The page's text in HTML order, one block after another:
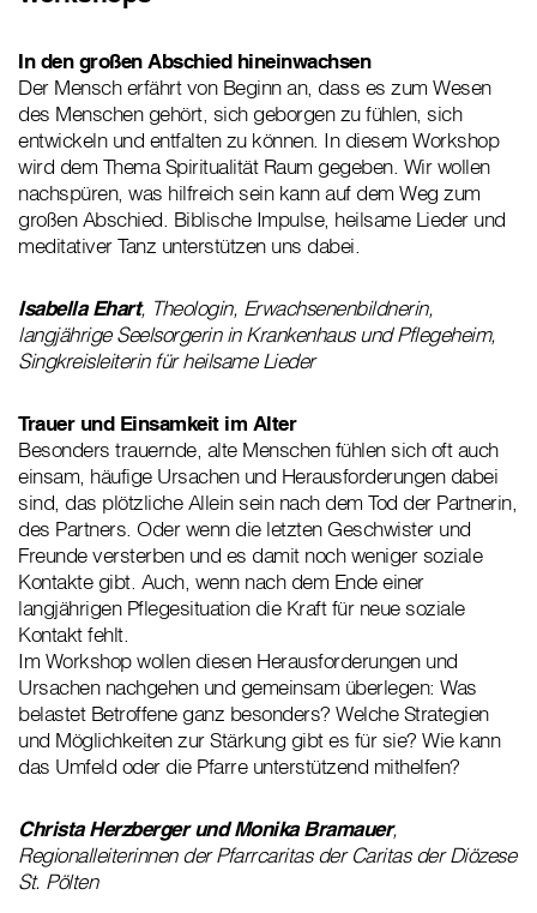
In den großen Abschied hineinwachsen
Der Mensch erfährt von Beginn an, dass es zum Wesen
des Menschen gehört, sich geborgen zu fühlen, sich
entwickeln und entfalten zu können. In diesem Workshop
wird dem Thema Spiritualität Raum gegeben. Wir wollen
nachspüren, was hilfreich sein kann auf dem Weg zum
großen Abschied. Biblische Impulse, heilsame Lieder und
meditativer Tanz unterstützen uns dabei.
Isabella Ehart, Theologin, Erwachsenenbildnerin,
langjährige Seelsorgerin in Krankenhaus und Pflegeheim,
Singkreisleiterin für heilsame Lieder
Trauer und Einsamkeit im Alter
Besonders trauernde, alte Menschen fühlen sich oft auch
einsam, häufige Ursachen und Herausforderungen dabei
sind, das plötzliche Allein sein nach dem Tod der Partnerin,
des Partners. Oder wenn die letzten Geschwister und
Freunde versterben und es damit noch weniger soziale
Kontakte gibt. Auch, wenn nach dem Ende einer
langjährigen Pflegesituation die Kraft für neue soziale
Kontakt fehlt.
Im Workshop wollen diesen Herausforderungen und
Ursachen nachgehen und gemeinsam überlegen: Was
belastet Betroffene ganz besonders? Welche Strategien
und Möglichkeiten zur Stärkung gibt es für sie? Wie kann
das Umfeld oder die Pfarre unterstützend mithelfen?
Christa Herzberger und Monika Bramauer,
Regionalleiterinnen der Pfarrcaritas der Caritas der Diözese
St. Pölten